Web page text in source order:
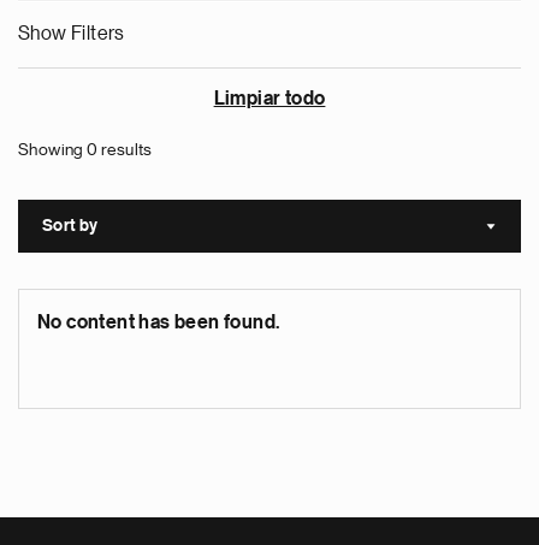
Show Filters
Limpiar todo
Showing 0 results
Sort by Sort
No content has been found.